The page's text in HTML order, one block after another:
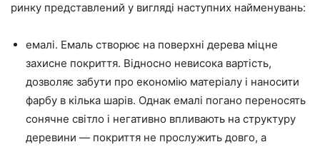
ринку представлений у вигляді наступних найменувань:
емалі. Емаль створює на поверхні дерева міцне
захисне покриття. Відносно невисока вартість,
дозволяє забути про економію матеріалу і наносити
фарбу в кілька шарів. Однак емалі погано переносять
сонячне світло і негативно впливають на структуру
деревини — покриття не прослужить довго, а